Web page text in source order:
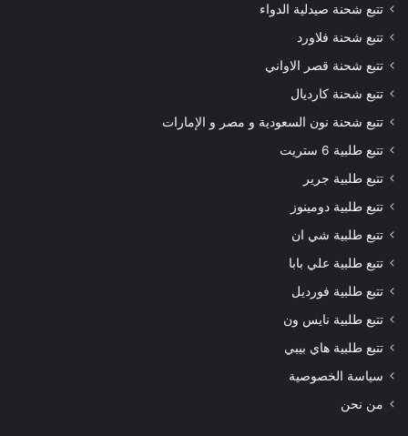
تتبع شحنة صيدلية الدواء
تتبع شحنة فلاورد
تتبع شحنة قصر الاواني
تتبع شحنة كارديال
تتبع شحنة نون السعودية و مصر و الإمارات
تتبع طلبية 6 ستريت
تتبع طلبية جرير
تتبع طلبية دومينوز
تتبع طلبية شي ان
تتبع طلبية علي بابا
تتبع طلبية فورديل
تتبع طلبية نايس ون
تتبع طلبية هاي بيبي
سياسة الخصوصية
من نحن